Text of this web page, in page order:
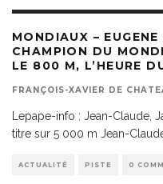
MONDIAUX –
CHAMPION DU
LE 800 M, L’HEURE
FRANÇOIS-XAVIER DE
Lepape-info : Jean-Claude,
titre sur 5 000 m Jean-
ACTUALITÉ PISTE 0